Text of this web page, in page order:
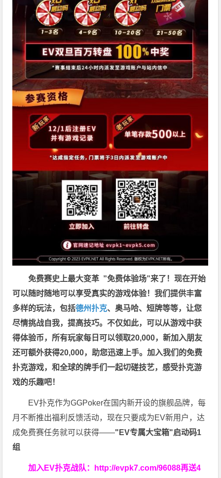
免费赛史上最大变革 ”免费体验场”来了！现在开始
可以随时随地可以享受真实的游戏体验！我们提供丰富
多样的玩法，包括德州扑克、奥马哈、短牌等等，让您
尽情挑战自我，提高技巧。不仅如此， 可以从游戏中获
得体验币，所有玩家每日可以领取20,000，新加入朋友
还可额外获得20,000，助您迅速上手。加入我们的免费
扑克游戏，和全球的牌手们一起切磋技艺，感受扑克游
戏的乐趣吧！
EV扑克作为GGPoker在国内新开设的旗舰品牌，每
月不断推出福利反馈活动，现在只要成为EV新用户，达
成免费赛任务就可以获得——"EV专属大宝箱"启动码1
组
加入EV扑克战队： http://evpk7.com/96088再送4